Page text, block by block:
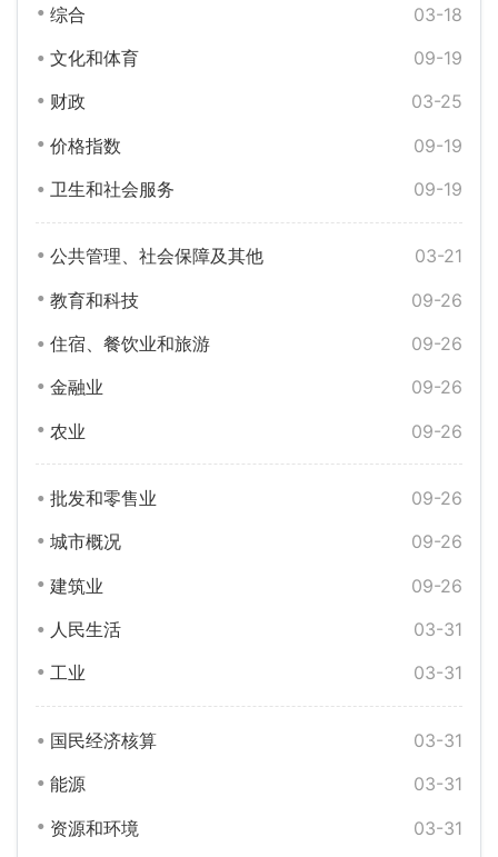
03-18
综合
09-19
文化和体育
03-25
财政
09-19
价格指数
09-19
卫生和社会服务
03-21
公共管理、社会保障及其他
09-26
教育和科技
09-26
住宿、餐饮业和旅游
09-26
金融业
09-26
农业
09-26
批发和零售业
09-26
城市概况
09-26
建筑业
03-31
人民生活
03-31
工业
03-31
国民经济核算
03-31
能源
03-31
资源和环境